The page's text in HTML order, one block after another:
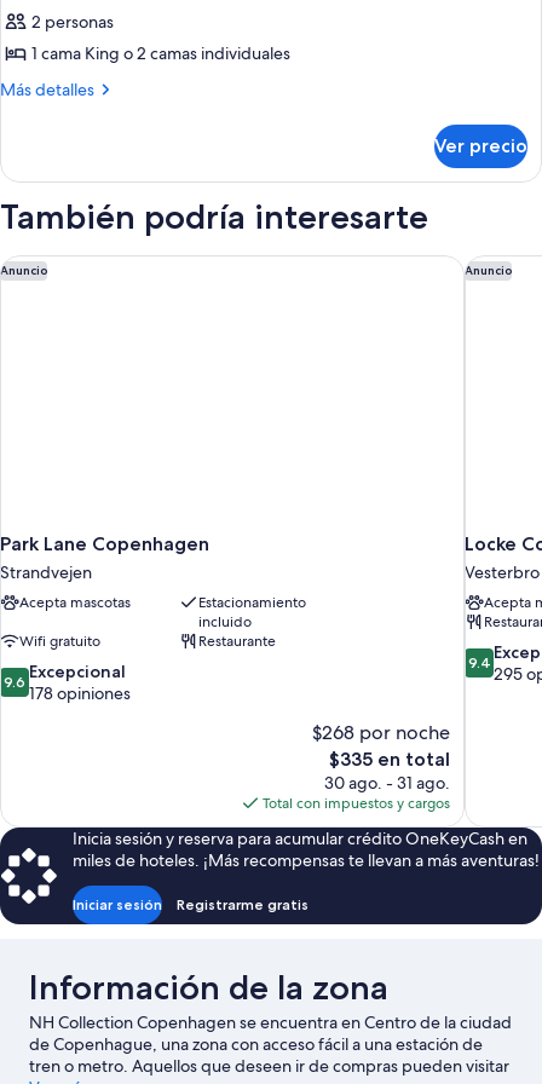
Habitación
Deluxe,
a
2 personas
1 cama King o 2 camas individuales
Más detalles
Más
Deluxe,
ciudad
Ver precio
También podría interesarte
Anuncio
Park Lane Copenhagen
Strandvejen
Acepta mascotas
Estacionamiento
incluido
Wifi gratuito
Restaurante
9.6
de
9.6 Excepcional
178 opiniones
$268 por noche
El
precio
actual
es
de
$335
$335 en total
30 ago. - 31 ago.
Total con impuestos y cargos
Park Lane Copenhagen Anuncio
Locke
Vesterbro
Acepta
9.4
de
9.4
295
Locke
Inicia sesión y reserva para acumular crédito OneKeyCash en
miles de hoteles. ¡Más recompensas te llevan a más aventuras!
Iniciar sesión Registrarme gratis
Información de la zona
NH Collection Copenhagen se encuentra en Centro de la ciudad
de Copenhague, una zona con acceso fácil a una estación de
tren o metro. Aquellos que deseen ir de compras pueden visitar